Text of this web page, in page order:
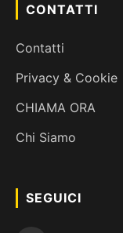
CONTATTI
Contatti
Privacy & Cookie
CHIAMA ORA
Chi Siamo
SEGUICI